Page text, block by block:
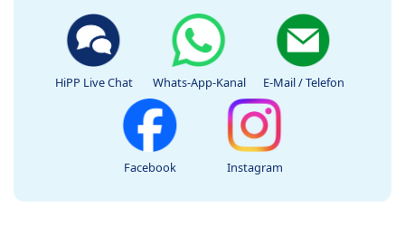
HiPP Live Chat Whats-App-Kanal E-Mail / Telefon
Facebook Instagram